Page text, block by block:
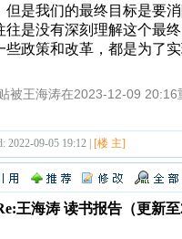
但是我们的最终目标是要
往是没有深刻理解这个最
些政策和改革，都是为了
被王海涛在2023-12-09 20:16
2022-09-05 19:12 | [楼 主]
王海涛 读书报告（更新至